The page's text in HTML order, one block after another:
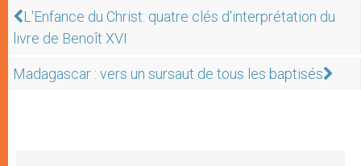
L'Enfance du Christ: quatre clés d'interprétation du
livre de Benoît XVI
Madagascar : vers un sursaut de tous les baptisés